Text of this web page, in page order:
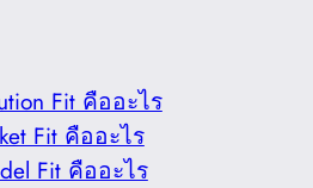
Fit คืออะไร
Fit คืออะไร
Fit คืออะไร